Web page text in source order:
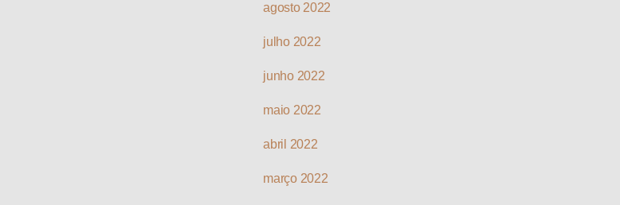
agosto 2022
julho 2022
junho 2022
maio 2022
abril 2022
março 2022